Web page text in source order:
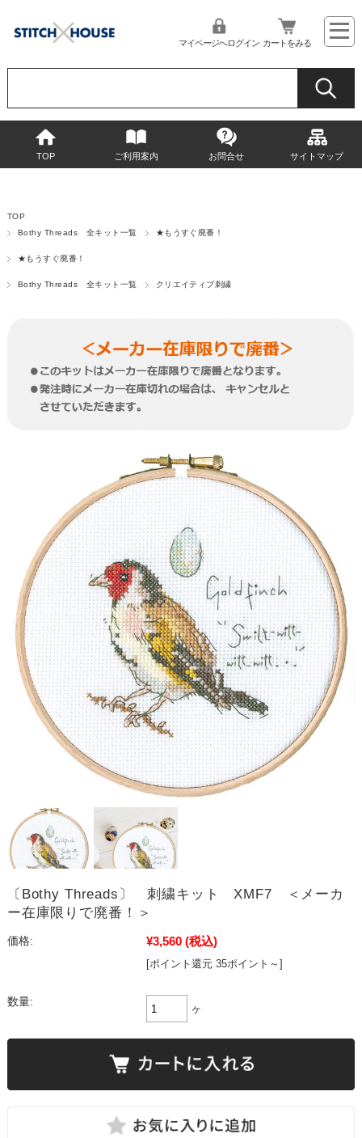
マイページへログイン カートをみる
TOP ご利用案内 お問合せ サイトマップ
TOP
Bothy Threads 全キット一覧
★もうすぐ廃番！
★もうすぐ廃番！
Bothy Threads 全キット一覧 クリエイティブ刺繍
〔Bothy Threads〕 刺繍キット XMF7 ＜メーカ
ー在庫限りで廃番！＞
価格: ¥3,560 (税込)
[ポイント還元 35ポイント～]
数量:
ヶ